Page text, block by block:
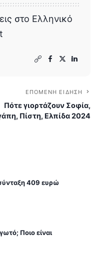
στο Ελληνικό
ΕΠΌΜΕΝΗ ΕΊΔΗΣΗ
Πότε γιορτάζουν Σοφία,
Πίστη, Ελπίδα 2024
σύνταξη 409 ευρώ
Ποιο είναι